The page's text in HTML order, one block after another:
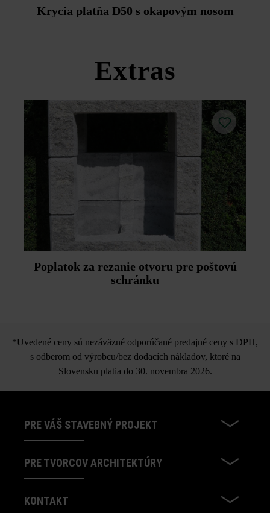
Duoprotect DP30 (paralelná dodávka je možná za
príplatok).
Krycia platňa D50 s okapovým nosom
Extras
Poplatok za rezanie otvoru pre poštovú
schránku
*Uvedené ceny sú nezáväzné odporúčané predajné ceny s DPH,
s odberom od výrobcu/bez dodacích nákladov, ktoré na
Slovensku platia do 30. novembra 2026.
PRE VÁŠ STAVEBNÝ PROJEKT
PRE TVORCOV ARCHITEKTÚRY
KONTAKT